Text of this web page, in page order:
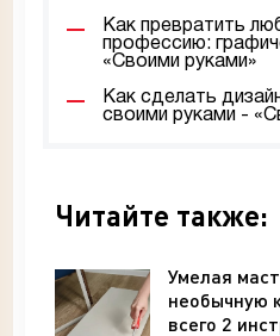
Как превратить
профессию:
«Своими руками»
Как сделать
своими руками -
Читайте также:
Умелая
необычную
всего 2